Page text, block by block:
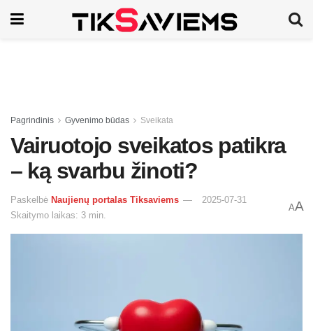
Pagrindinis Gyvenimo būdas Sveikata
Vairuotojo sveikatos patikra
– ką svarbu žinoti?
Paskelbė Naujienų portalas Tiksaviems
2025-07-31
Skaitymo laikas: 3 min.
AA